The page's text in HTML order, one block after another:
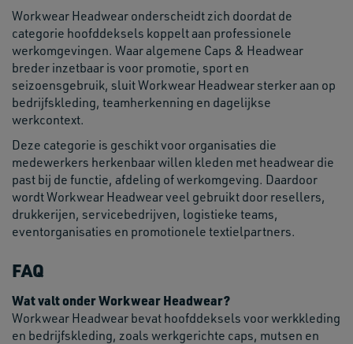
Workwear Headwear onderscheidt zich doordat de
categorie hoofddeksels koppelt aan professionele
werkomgevingen. Waar algemene Caps & Headwear
breder inzetbaar is voor promotie, sport en
seizoensgebruik, sluit Workwear Headwear sterker aan op
bedrijfskleding, teamherkenning en dagelijkse
werkcontext.
Deze categorie is geschikt voor organisaties die
medewerkers herkenbaar willen kleden met headwear die
past bij de functie, afdeling of werkomgeving. Daardoor
wordt Workwear Headwear veel gebruikt door resellers,
drukkerijen, servicebedrijven, logistieke teams,
eventorganisaties en promotionele textielpartners.
FAQ
Wat valt onder Workwear Headwear?
Workwear Headwear bevat hoofddeksels voor werkkleding
en bedrijfskleding, zoals werkgerichte caps, mutsen en